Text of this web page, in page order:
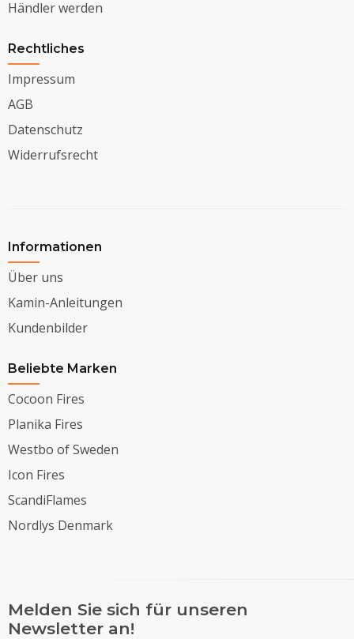
Händler werden
Rechtliches
Impressum
AGB
Datenschutz
Widerrufsrecht
Informationen
Über uns
Kamin-Anleitungen
Kundenbilder
Beliebte Marken
Cocoon Fires
Planika Fires
Westbo of Sweden
Icon Fires
ScandiFlames
Nordlys Denmark
Melden Sie sich für unseren
Newsletter an!